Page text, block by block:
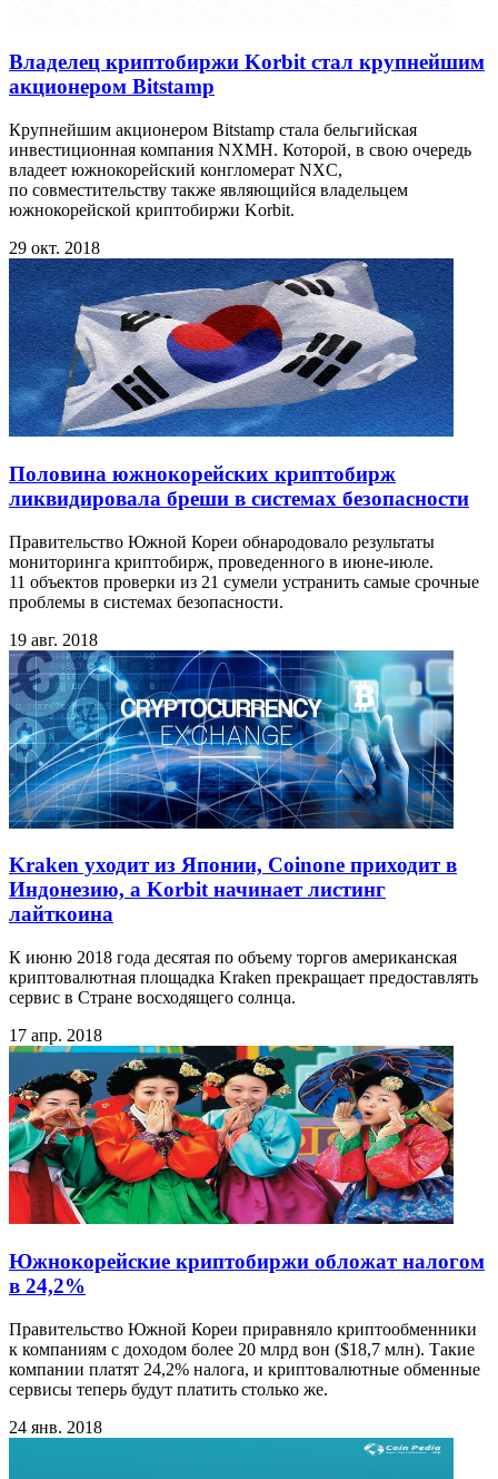
Владелец криптобиржи Korbit стал крупнейшим
акционером Bitstamp
Крупнейшим акционером Bitstamp стала бельгийская
инвестиционная компания NXMH. Которой, в свою очередь
владеет южнокорейский конгломерат NXC,
по совместительству также являющийся владельцем
южнокорейской криптобиржи Korbit.
29 окт. 2018
Половина южнокорейских криптобирж
ликвидировала бреши в системах безопасности
Правительство Южной Кореи обнародовало результаты
мониторинга криптобирж, проведенного в июне-июле.
11 объектов проверки из 21 сумели устранить самые срочные
проблемы в системах безопасности.
19 авг. 2018
Kraken уходит из Японии, Coinone приходит в
Индонезию, а Korbit начинает листинг
лайткоина
К июню 2018 года десятая по объему торгов американская
криптовалютная площадка Kraken прекращает предоставлять
сервис в Стране восходящего солнца.
17 апр. 2018
Южнокорейские криптобиржи обложат налогом
в 24,2%
Правительство Южной Кореи приравняло криптообменники
к компаниям с доходом более 20 млрд вон ($18,7 млн). Такие
компании платят 24,2% налога, и криптовалютные обменные
сервисы теперь будут платить столько же.
24 янв. 2018